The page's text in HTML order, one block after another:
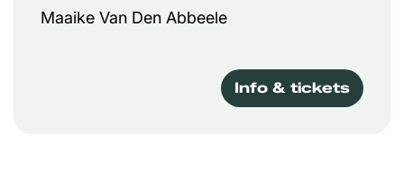
Maaike Van Den Abbeele
Info & tickets